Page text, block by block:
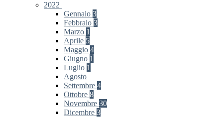
2022
Gennaio 3
Febbraio 3
Marzo 1
Aprile 5
Maggio 4
Giugno 1
Luglio 1
Agosto
Settembre 4
Ottobre 8
Novembre 30
Dicembre 3